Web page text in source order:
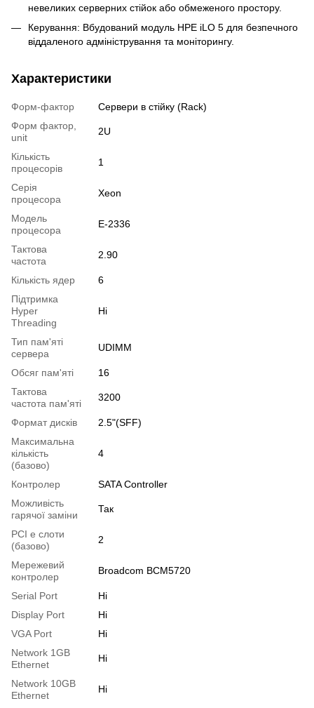
невеликих серверних стійок або обмеженого простору.
Керування: Вбудований модуль HPE iLO 5 для безпечного
віддаленого адміністрування та моніторингу.
Характеристики
Форм-фактор
Сервери в стійку (Rack)
Форм фактор,
unit
2U
Кількість
процесорів
1
Серія
процесора
Xeon
Модель
процесора
E-2336
Тактова
частота
2.90
Кількість ядер
6
Підтримка
Hyper
Threading
Ні
Тип пам'яті
сервера
UDIMM
Обсяг пам'яті
16
Тактова
частота пам'яті
3200
Формат дисків
2.5"(SFF)
Максимальна
кількість
(базово)
4
Контролер
SATA Controller
Можливість
гарячої заміни
Так
PCI e слоти
(базово)
2
Мережевий
контролер
Broadcom BCM5720
Serial Port
Ні
Display Port
Ні
VGA Port
Ні
Network 1GB
Ethernet
Ні
Network 10GB
Ethernet
Ні